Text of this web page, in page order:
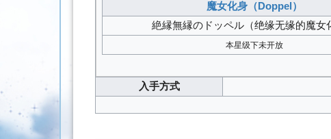
魔女化身（Doppel）
絶縁無縁のドッペル （绝缘无缘的魔女
本星级下未开放
入手方式